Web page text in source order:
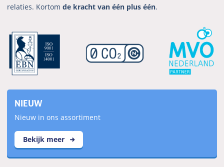
relaties. Kortomde kracht van één plus één.
NIEUW
Nieuw in ons assortiment
Bekijk meer